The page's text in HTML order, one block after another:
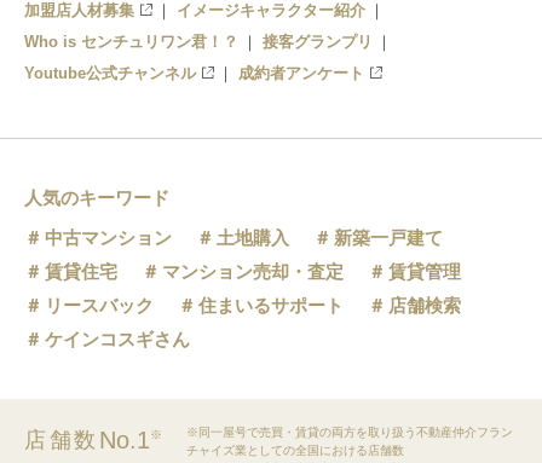
加盟店人材募集
イメージキャラクター紹介
Who is センチュリワン君！？
接客グランプリ
Youtube公式チャンネル
成約者アンケート
人気のキーワード
中古マンション
土地購入
新築一戸建て
賃貸住宅
マンション売却・査定
賃貸管理
リースバック
住まいるサポート
店舗検索
ケインコスギさん
店舗数 No.1※
※同一屋号で売買・賃貸の両方を取り扱う不動産仲介フラン
チャイズ業としての全国における店舗数